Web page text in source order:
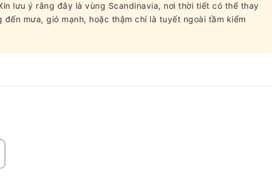
lưu ý rằng đây là vùng Scandinavia, nơi thời tiết có thể thay
mưa, gió mạnh, hoặc thậm chí là tuyết ngoài tầm kiểm